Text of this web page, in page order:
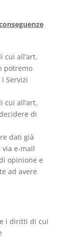
all’art.
potremo
Servizi
all’art.
di
dati già
e-mail
opinione e
ad avere
i diritti di cui